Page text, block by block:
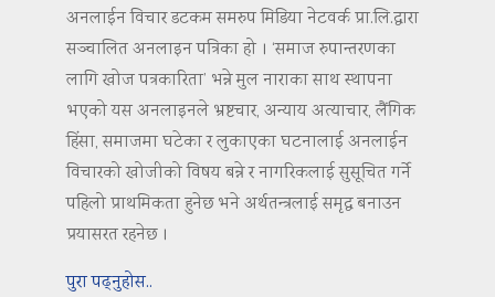
अनलाईन विचार डटकम समरुप मिडिया नेटवर्क प्रा.लि.द्वारा
सञ्चालित अनलाइन पत्रिका हो । ‘समाज रुपान्तरणका
लागि खोज पत्रकारिता’ भन्ने मुल नाराका साथ स्थापना
भएको यस अनलाइनले भ्रष्टचार, अन्याय अत्याचार, लैंगिक
हिंसा, समाजमा घटेका र लुकाएका घटनालाई अनलाईन
विचारको खोजीको विषय बन्ने र नागरिकलाई सुसूचित गर्ने
पहिलो प्राथमिकता हुनेछ भने अर्थतन्त्रलाई समृद्ध बनाउन
प्रयासरत रहनेछ ।
पुरा पढ्नुहोस..